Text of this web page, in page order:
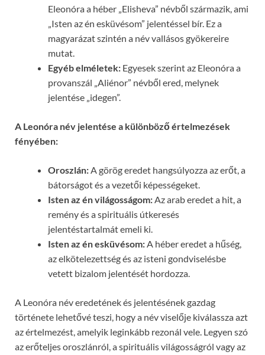
Eleonóra a héber „Elisheva” névből származik, ami
„Isten az én esküvésom” jelentéssel bír. Ez a
magyarázat szintén a név vallásos gyökereire
mutat.
Egyéb elméletek: Egyesek szerint az Eleonóra a
provanszál „Aliénor” névből ered, melynek
jelentése „idegen”.
A Leonóra név jelentése a különböző értelmezések
fényében:
Oroszlán:A görög eredet hangsúlyozza az erőt, a
bátorságot és a vezetői képességeket.
Isten az én világosságom:Az arab eredet a hit, a
remény és a spirituális útkeresés
jelentéstartalmát emeli ki.
Isten az én esküvésom:A héber eredet a hűség,
az elkötelezettség és az isteni gondviselésbe
vetett bizalom jelentését hordozza.
A Leonóra név eredetének és jelentésének gazdag
története lehetővé teszi, hogy a név viselője kiválassza azt
az értelmezést, amelyik leginkább rezonál vele. Legyen szó
az erőteljes oroszlánról, a spirituális világosságról vagy az